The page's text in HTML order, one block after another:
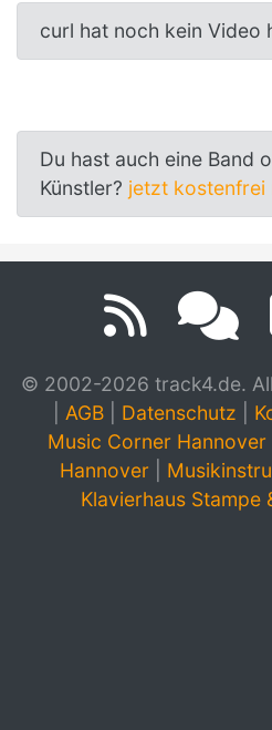
curl hat noch kein Video
Du hast auch eine Band
Künstler? jetzt kostenfrei
© 2002-2026 track4.de.
AGB Datenschutz
Music Corner Hannover
Hannover
Klavierhaus Stampe